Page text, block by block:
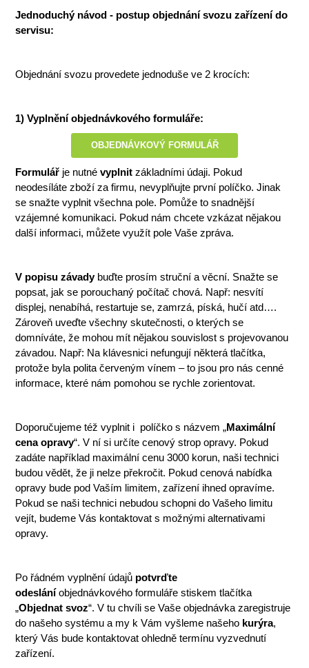
Jednoduchý návod - postup objednání svozu zařízení do
servisu:
Objednání svozu provedete jednoduše ve 2 krocích:
1) Vyplnění objednávkového formuláře:
OBJEDNÁVKOVÝ FORMULÁŘ
Formulář je nutnévyplnitzákladními údaji. Pokud
neodesíláte zboží za firmu, nevyplňujte první políčko. Jinak
se snažte vyplnit všechna pole. Pomůže to snadnější
vzájemné komunikaci. Pokud nám chcete vzkázat nějakou
další informaci, můžete využít pole Vaše zpráva.
V popisu závady buďte prosím struční a věcní. Snažte se
popsat, jak se porouchaný počítač chová. Např: nesvítí
displej, nenabíhá, restartuje se, zamrzá, píská, hučí atd….
Zároveň uveďte všechny skutečnosti, o kterých se
domníváte, že mohou mít nějakou souvislost s projevovanou
závadou. Např: Na klávesnici nefungují některá tlačítka,
protože byla polita červeným vínem – to jsou pro nás cenné
informace, které nám pomohou se rychle zorientovat.
Doporučujeme též vyplnit i políčko s názvem „Maximální
cena opravy“. V ní si určíte cenový strop opravy. Pokud
zadáte například maximální cenu 3000 korun, naši technici
budou vědět, že ji nelze překročit. Pokud cenová nabídka
opravy bude pod Vaším limitem, zařízení ihned opravíme.
Pokud se naši technici nebudou schopni do Vašeho limitu
vejít, budeme Vás kontaktovat s možnými alternativami
opravy.
Po řádném vyplnění údajů potvrďte
odesláníobjednávkového formuláře stiskem tlačítka
„Objednat svoz“. V tu chvíli se Vaše objednávka zaregistruje
do našeho systému a my k Vám vyšleme našeho kurýra,
který Vás bude kontaktovat ohledně termínu vyzvednutí
zařízení.